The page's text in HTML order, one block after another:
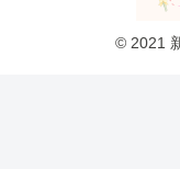
© 2021